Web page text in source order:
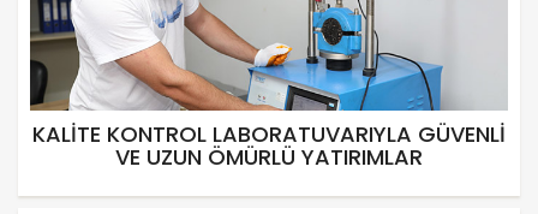
KALİTE KONTROL LABORATUVARIYLA GÜVENLİ
VE UZUN ÖMÜRLÜ YATIRIMLAR